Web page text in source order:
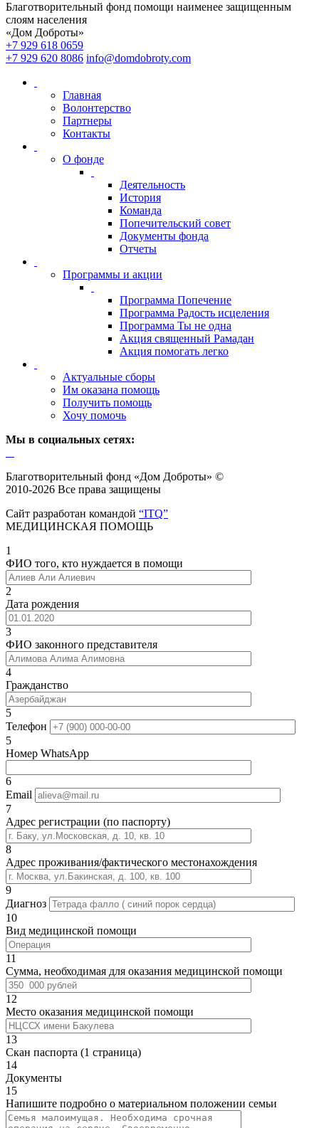
Благотворительный фонд помощи наименее защищенным
слоям населения
«Дом Доброты»
+7 929 618 0659
+7 929 620 8086 info@domdobroty.com
Главная
Волонтерство
Партнеры
Контакты
О фонде
Деятельность
История
Команда
Попечительский совет
Документы фонда
Отчеты
Программы и акции
Программа Попечение
Программа Радость исцеления
Программа Ты не одна
Акция священный Рамадан
Акция помогать легко
Актуальные сборы
Им оказана помощь
Получить помощь
Хочу помочь
Мы в социальных сетях:
Благотворительный фонд «Дом Доброты» ©
2010-2026 Все права защищены
Сайт разработан командой “ITQ”
МЕДИЦИНСКАЯ ПОМОЩЬ
1
ФИО того, кто нуждается в помощи
2
Дата рождения
3
ФИО законного представителя
4
Гражданство
5
Телефон
5
Номер WhatsApp
6
Email
7
Адрес регистрации (по паспорту)
8
Адрес проживания/фактического местонахождения
9
Диагноз
10
Вид медицинской помощи
11
Сумма, необходимая для оказания медицинской помощи
12
Место оказания медицинской помощи
13
Скан паспорта (1 страница)
14
Документы
15
Напишите подробно о материальном положении семьи